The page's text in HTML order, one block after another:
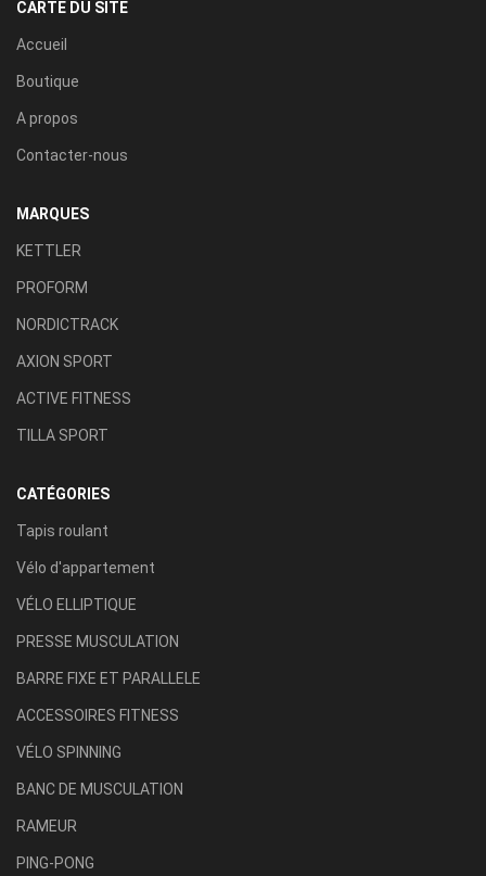
CARTE DU SITE
Accueil
Boutique
A propos
Contacter-nous
MARQUES
KETTLER
PROFORM
NORDICTRACK
AXION SPORT
ACTIVE FITNESS
TILLA SPORT
CATÉGORIES
Tapis roulant
Vélo d'appartement
VÉLO ELLIPTIQUE
PRESSE MUSCULATION
BARRE FIXE ET PARALLELE
ACCESSOIRES FITNESS
VÉLO SPINNING
BANC DE MUSCULATION
RAMEUR
PING-PONG